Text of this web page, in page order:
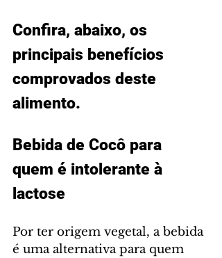
Confira, abaixo, os
principais benefícios
comprovados deste
alimento.
Bebida de Cocô para
quem é intolerante à
lactose
Por ter origem vegetal, a bebida
é uma alternativa para quem